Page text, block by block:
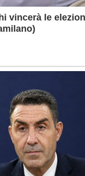
vincerà le